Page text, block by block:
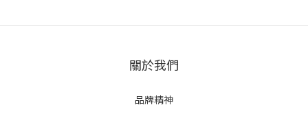
關於我們
品牌精神